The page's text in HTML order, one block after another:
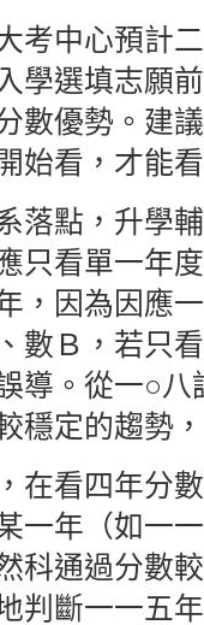
考中心預計
學選填志願
數優勢。建
始看，才能
落點，升學
只看單一年
，因為因應一
數Ｂ，若只
導。從一○八
穩定的趨勢
在看四年分
一年（如一
科通過分數
判斷一一五